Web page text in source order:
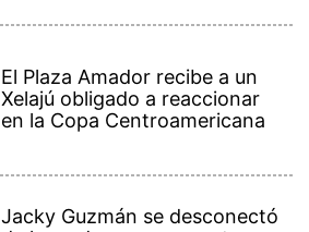
El Plaza Amador recibe a un
Xelajú obligado a reaccionar
en la Copa Centroamericana
Jacky Guzmán se desconectó